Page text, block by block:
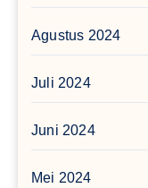
Agustus 2024
Juli 2024
Juni 2024
Mei 2024